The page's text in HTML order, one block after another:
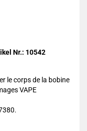
Nr.: 10542
le corps de la bobine
VAPE